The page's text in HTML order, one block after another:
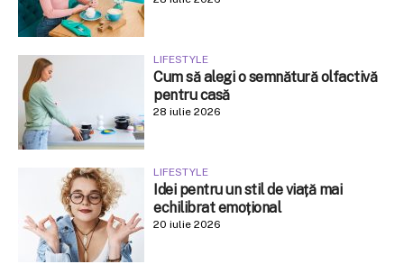
LIFESTYLE
Cum să alegi o semnătură olfactivă
pentru casă
28 iulie 2026
LIFESTYLE
Idei pentru un stil de viață mai
echilibrat emoțional
20 iulie 2026